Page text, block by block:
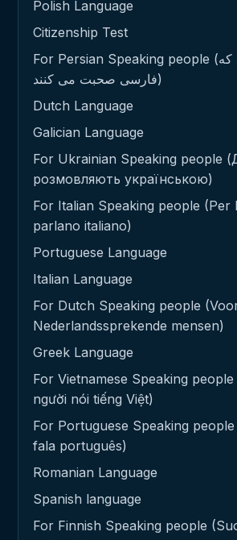
Polish Language
Citizenship Test
For Persian Speaking people (برای افرادی که
فارسی صحبت می کنند)
Dutch Language
Galician Language
For Ukrainian Speaking people
розмовляють українською)
For Italian Speaking people (Per
parlano italiano)
Portuguese Language
Italian Language
For Dutch Speaking people
Nederlandssprekende mensen)
Greek Language
For Vietnamese Speaking
người nói tiếng Việt)
For Portuguese Speaking
fala português)
Romanian Language
Spanish language
For Finnish Speaking people